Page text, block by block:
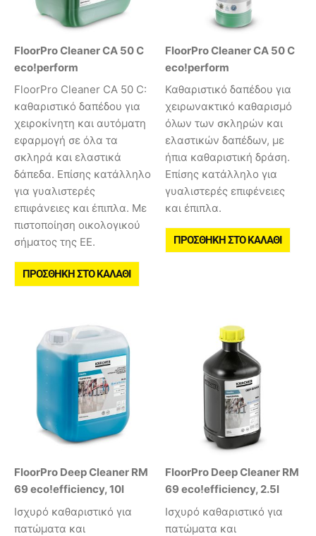
FloorPro Cleaner CA 50 C
eco!perform
FloorPro Cleaner CA 50 C:
καθαριστικό δαπέδου για
χειροκίνητη και αυτόματη
εφαρμογή σε όλα τα
σκληρά και ελαστικά
δάπεδα. Επίσης κατάλληλο
για γυαλιστερές
επιφάνειες και έπιπλα. Με
πιστοποίηση οικολογικού
σήματος της ΕΕ.
ΠΡΟΣΘΉΚΗ ΣΤΟ ΚΑΛΆΘΙ
FloorPro Cleaner CA 50 C
eco!perform
Καθαριστικό δαπέδου για
χειρωνακτικό καθαρισμό
όλων των σκληρών και
ελαστικών δαπέδων, με
ήπια καθαριστική δράση.
Επίσης κατάλληλο για
γυαλιστερές επιφένειες
και έπιπλα.
ΠΡΟΣΘΉΚΗ ΣΤΟ ΚΑΛΆΘΙ
FloorPro Deep Cleaner RM
69 eco!efficiency, 10l
Ισχυρό καθαριστικό για
πατώματα και
FloorPro Deep Cleaner RM
69 eco!efficiency, 2.5l
Ισχυρό καθαριστικό για
πατώματα και